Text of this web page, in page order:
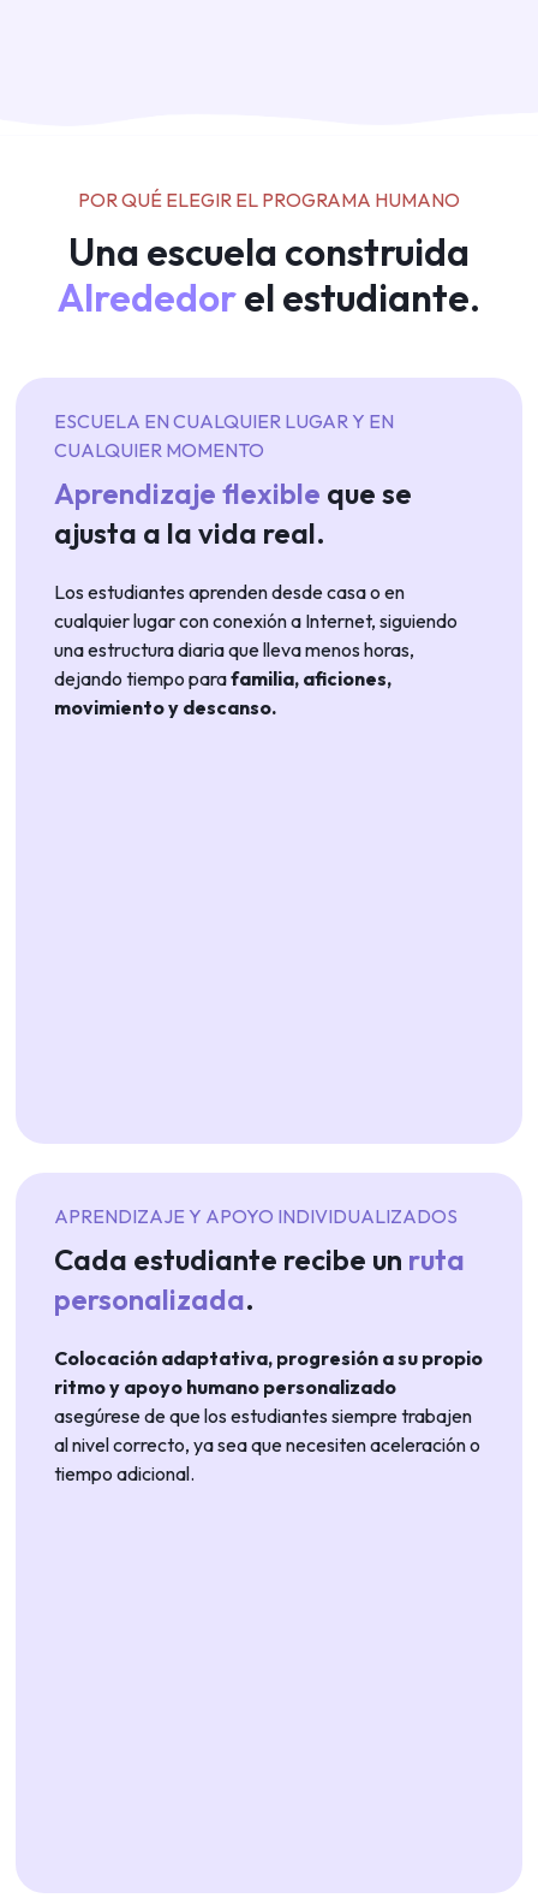
POR QUÉ ELEGIR EL PROGRAMA HUMANO
Una escuela construida
Alrededorel estudiante.
ESCUELA EN CUALQUIER LUGAR Y EN
CUALQUIER MOMENTO
Aprendizaje flexible que se
ajusta a la vida real.
Los estudiantes aprenden desde casa o en
cualquier lugar con conexión a Internet, siguiendo
una estructura diaria que lleva menos horas,
dejando tiempo parafamilia, aficiones,
movimiento y descanso.
APRENDIZAJE Y APOYO INDIVIDUALIZADOS
Cada estudiante recibe un ruta
personalizada.
Colocación adaptativa, progresión a su propio
ritmo y apoyo humano personalizado
asegúrese de que los estudiantes siempre trabajen
al nivel correcto, ya sea que necesiten aceleración o
tiempo adicional.